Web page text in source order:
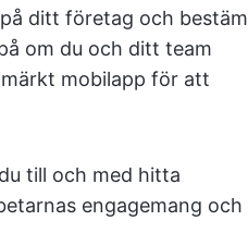
ditt företag och bestäm
om du och ditt team
mobilapp för att
till och med hitta
engagemang och